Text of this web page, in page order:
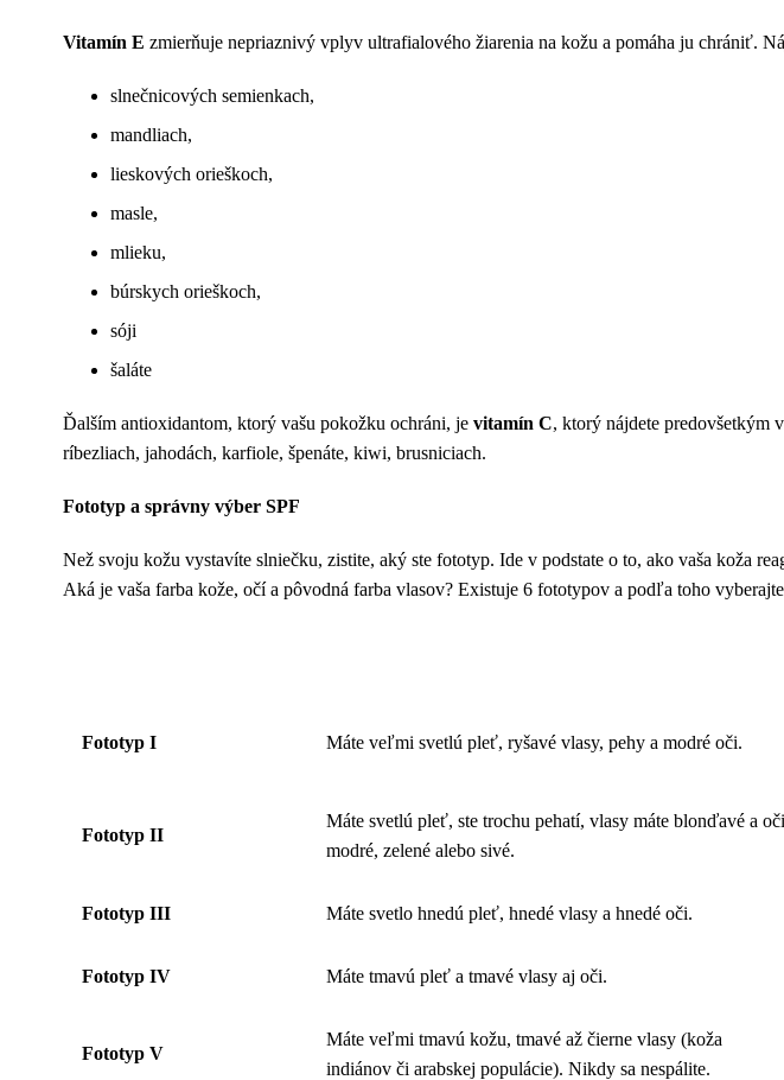
Vitamín E zmierňuje nepriaznivý vplyv ultrafialového žiarenia na kožu a pomáha ju chrániť.
slnečnicových semienkach,
mandliach,
lieskových orieškoch,
masle,
mlieku,
búrskych orieškoch,
sóji
šaláte
Ďalším antioxidantom, ktorý vašu pokožku ochráni, je vitamín C, ktorý nájdete predovšetkým
ríbezliach, jahodách, karfiole, špenáte, kiwi, brusniciach.
Fototyp a správny výber SPF
Než svoju kožu vystavíte slniečku, zistite, aký ste fototyp. Ide v podstate o to, ako vaša koža
Aká je vaša farba kože, očí a pôvodná farba vlasov? Existuje 6 fototypov a podľa toho
Fototyp I Máte veľmi svetlú pleť, ryšavé vlasy, pehy a modré oči.
Fototyp II
Máte svetlú pleť, ste trochu pehatí, vlasy máte blonďavé a oči
modré, zelené alebo sivé.
Fototyp III Máte svetlo hnedú pleť, hnedé vlasy a hnedé oči.
Fototyp IV Máte tmavú pleť a tmavé vlasy aj oči.
Fototyp V
Máte veľmi tmavú kožu, tmavé až čierne vlasy (koža
indiánov či arabskej populácie). Nikdy sa nespálite.